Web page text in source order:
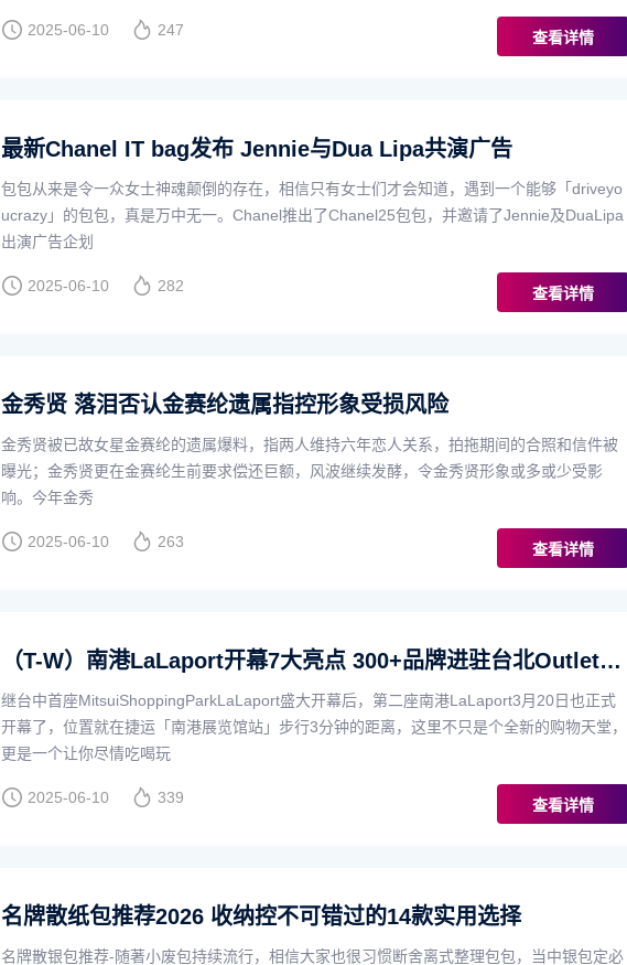
2025-06-10 247 查看详情
最新Chanel IT bag发布 Jennie与Dua Lipa共演广告
包包从来是令一众女士神魂颠倒的存在，相信只有女士们才会知道，遇到一个能够「driveyo
ucrazy」的包包，真是万中无一。Chanel推出了Chanel25包包，并邀请了Jennie及DuaLipa
出演广告企划
2025-06-10 282 查看详情
金秀贤 落泪否认金赛纶遗属指控形象受损风险
金秀贤被已故女星金赛纶的遗属爆料，指两人维持六年恋人关系，拍拖期间的合照和信件被
曝光；金秀贤更在金赛纶生前要求偿还巨额，风波继续发酵，令金秀贤形象或多或少受影
响。今年金秀
2025-06-10 263 查看详情
（T-W）南港LaLaport开幕7大亮点 300+品牌进驻台北Outlet、日本哈利波特专
继台中首座MitsuiShoppingParkLaLaport盛大开幕后，第二座南港LaLaport3月20日也正式
开幕了，位置就在捷运「南港展览馆站」步行3分钟的距离，这里不只是个全新的购物天堂，
更是一个让你尽情吃喝玩
2025-06-10 339 查看详情
名牌散纸包推荐2026 收纳控不可错过的14款实用选择
名牌散银包推荐-随著小废包持续流行，相信大家也很习惯断舍离式整理包包，当中银包定必